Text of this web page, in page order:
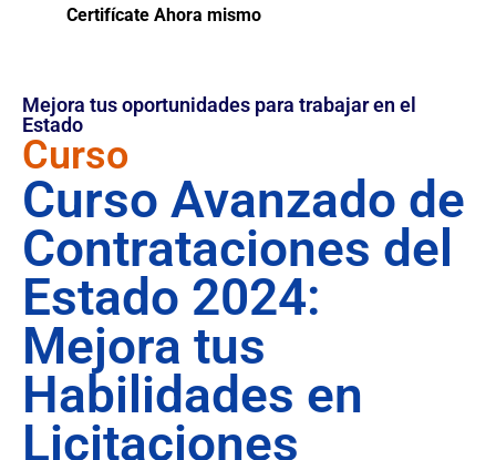
Certifícate Ahora mismo
Mejora tus oportunidades para trabajar en el
Estado
Curso
Curso Avanzado de
Contrataciones del
Estado 2024:
Mejora tus
Habilidades en
Licitaciones